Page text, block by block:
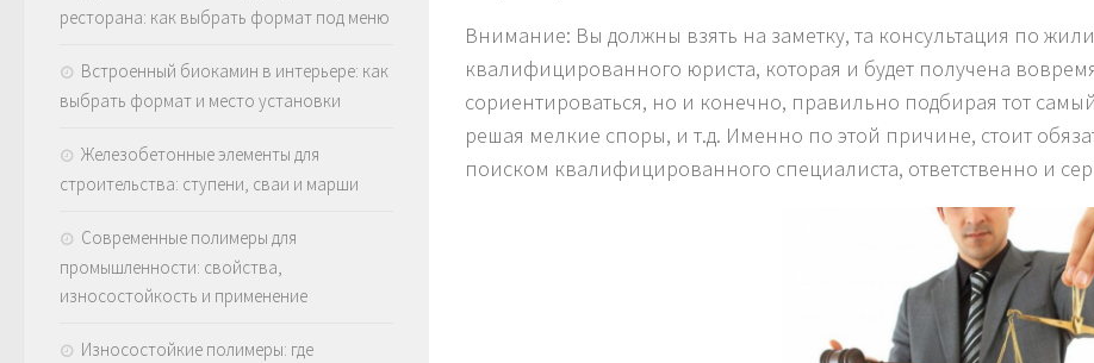
Внимание: Вы должны взять на заметку, та консультация по
квалифицированного юриста, которая и будет получена
сориентироваться, но и конечно, правильно подбирая тот
решая мелкие споры, и т.д. Именно по этой причине, стоит
поиском квалифицированного специалиста, ответственно и
ресторана: как выбрать формат под меню
Встроенный биокамин в интерьере: как
выбрать формат и место установки
Железобетонные элементы для
строительства: ступени, сваи и марши
Современные полимеры для
промышленности: свойства,
износостойкость и применение
Износостойкие полимеры: где